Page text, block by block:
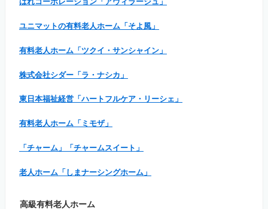
はれコーポレーション「アヴィラージュ」
ユニマットの有料老人ホーム「そよ風」
有料老人ホーム「ツクイ・サンシャイン」
株式会社シダー「ラ・ナシカ」
東日本福祉経営「ハートフルケア・リーシェ」
有料老人ホーム「ミモザ」
「チャーム」「チャームスイート」
老人ホーム「しまナーシングホーム」
高級有料老人ホーム